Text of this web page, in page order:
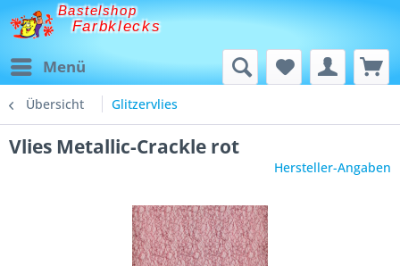
Bastelshop
Farbklecks
Menü
Übersicht Glitzervlies
Vlies Metallic-Crackle rot
Hersteller-Angaben